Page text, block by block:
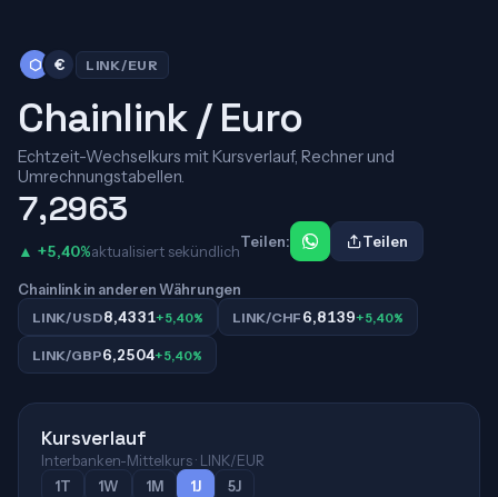
⬡ € LINK/EUR
Chainlink / Euro
Echtzeit-Wechselkurs mit Kursverlauf, Rechner und
Umrechnungstabellen.
7,2963
▲ +5,40%aktualisiert sekündlich
Teilen: Teilen
Chainlink in anderen Währungen
LINK/USD8,4331+5,40% LINK/CHF 6,8139+5,40%
LINK/GBP6,2504+5,40%
Kursverlauf
Interbanken-Mittelkurs · LINK/EUR
1T
1W 1M 1J 5J